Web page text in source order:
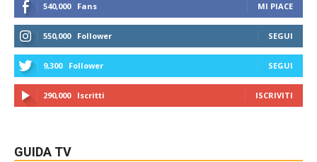
540,000 Fans MI PIACE
550,000 Follower SEGUI
9,300 Follower SEGUI
290,000 Iscritti ISCRIVITI
GUIDA TV